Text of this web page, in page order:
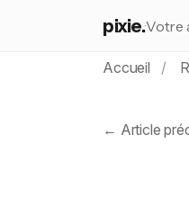
pixie.Votre
Accueil
← Article